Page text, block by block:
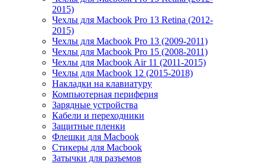
2015)
Чехлы для Macbook Pro 13 Retina (2012-
2015)
Чехлы для Macbook Pro 13 (2009-2011)
Чехлы для Macbook Pro 15 (2008-2011)
Чехлы для Macbook Air 11 (2011-2015)
Чехлы для Macbook 12 (2015-2018)
Накладки на клавиатуру
Компьютерная периферия
Зарядные устройства
Кабели и переходники
Защитные пленки
Флешки для Macbook
Стикеры для Macbook
Затычки для разъемов